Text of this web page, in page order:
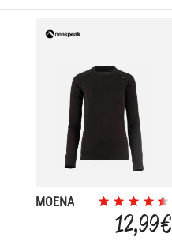
MOENA
12,99 €